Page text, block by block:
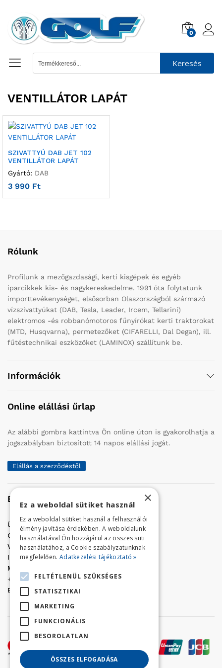
0
Keresés
VENTILLÁTOR LAPÁT
SZIVATTYÚ DAB JET 102
VENTILLÁTOR LAPÁT
Gyártó: DAB
3 990 Ft
Rólunk
Profilunk a mezőgazdasági, kerti kisgépek és egyéb
iparcikkek kis- és nagykereskedelme. 1991 óta folytatunk
importtevékenységet, elsősorban Olaszországból származó
vízszivattyúkat (DAB, Tesla, Leader, Ircem, Tellarini)
elektromos -és robbanómotoros fűnyírókat kerti traktorokat
(MTD, Husqvarna), permetezőket (CIFARELLI, Dal Degan), ill.
fűtéstechnikai eszközöket (LAMINOX) szállítunk be.
Információk
Online elállási űrlap
Az alábbi gombra kattintva Ön online úton is gyakorolhatja a
jogszabályban biztosított 14 napos elállási jogát.
Elállás a szerződéstől
Elérhetőség
Üzletünk címe:
Szolnok, Vércse út 17.
Golf Center Áruház:06 (56) 423-324
VÁR-Kert Áruház: 06 (56) 429-771
Iroda:06 (56) 421-857
Megrendelés, termék információ:
+36 (70) 938-3356
E-mail:
golfaruhaz@gmail.com
×
Ez a weboldal sütiket használ
Ez a weboldal sütiket használ a felhasználói
élmény javítása érdekében. A weboldalunk
használatával Ön hozzájárul az összes süti
használatához, a Cookie szabályzatunknak
megfelelően. Adatkezelési tájékoztató »
FELTÉTLENÜL SZÜKSÉGES
STATISZTIKAI
MARKETING
FUNKCIONÁLIS
BESOROLATLAN
ÖSSZES ELFOGADÁSA